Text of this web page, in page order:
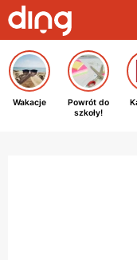
Wakacje
Powrót do
szkoły!